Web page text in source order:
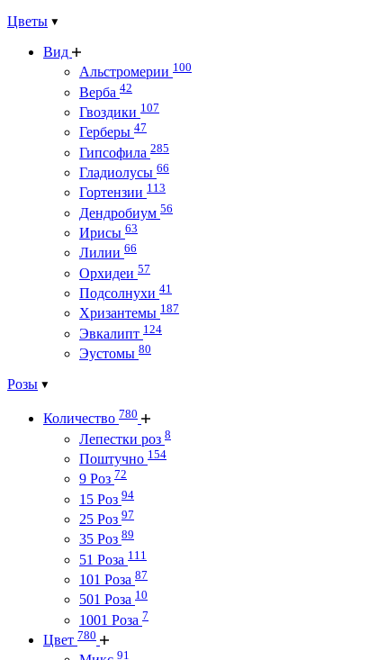
Цветы
Вид
Альстромерии 100
Верба 42
Гвоздики 107
Герберы 47
Гипсофила 285
Гладиолусы 66
Гортензии 113
Дендробиум 56
Ирисы 63
Лилии 66
Орхидеи 57
Подсолнухи 41
Хризантемы 187
Эвкалипт 124
Эустомы 80
Розы
Количество 780
Лепестки роз 8
Поштучно 154
9 Роз 72
15 Роз 94
25 Роз 97
35 Роз 89
51 Роза 111
101 Роза 87
501 Роза 10
1001 Роза 7
Цвет 780
91